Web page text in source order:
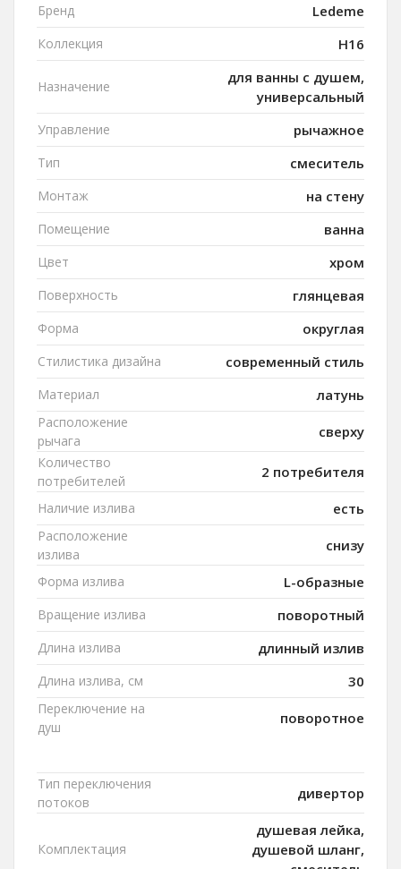
Бренд Ledeme
Коллекция H16
Назначение
для ванны с душем,
универсальный
Управление рычажное
Тип смеситель
Монтаж на стену
Помещение ванна
Цвет хром
Поверхность глянцевая
Форма округлая
Стилистика дизайна современный стиль
Материал латунь
Расположение
рычага
сверху
Количество
потребителей
2 потребителя
Наличие излива есть
Расположение
излива
снизу
Форма излива L-образные
Вращение излива поворотный
Длина излива длинный излив
Длина излива, см 30
Переключение на
душ
поворотное
Тип переключения
потоков
дивертор
Комплектация
душевая лейка,
душевой шланг,